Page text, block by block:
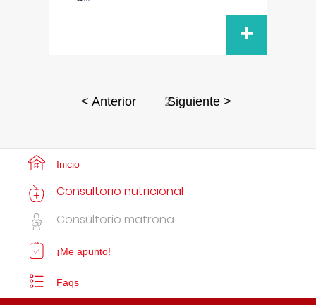
+
< Anterior 2Siguiente >
Inicio
Consultorio nutricional
Consultorio matrona
¡Me apunto!
Faqs